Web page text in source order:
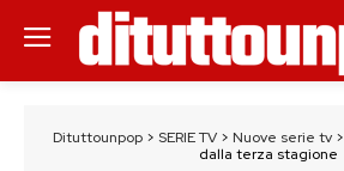
Dituttounpop > SERIE TV > Nuove serie tv >
dalla terza stagione